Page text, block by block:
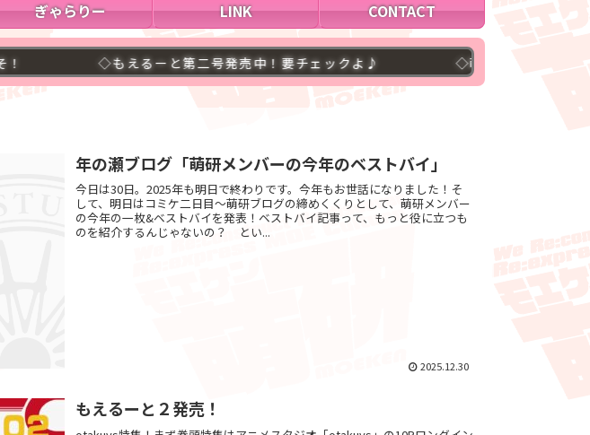
ぎゃらりー LINK CONTACT
◇もえるーと第二号発売中！要チェックよ♪ ◇萌研ブログ４００００アクセス突
年の瀬ブログ「萌研メンバーの今年のベストバイ」
今日は30日。2025年も明日で終わりです。今年もお世話になりました！そ
して、明日はコミケ二日目〜萌研ブログの締めくくりとして、萌研メンバー
の今年の一枚&ベストバイを発表！ベストバイ記事って、もっと役に立つも
のを紹介するんじゃないの？ とい...
2025.12.30
もえるーと２発売！